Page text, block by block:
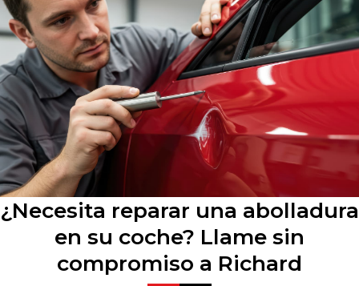
¿Necesita reparar una abolladura
en su coche? Llame sin
compromiso a Richard